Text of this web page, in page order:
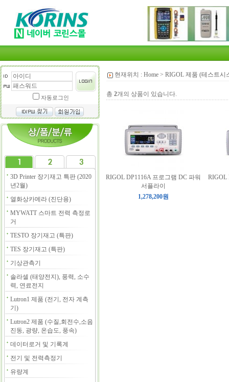
자동로그인
3D Printer 장기재고 특판 (2020
년2월)
열화상카메라 (진단용)
MYWATT 스마트 전력 측정로
거
TESTO 장기재고 (특판)
TES 장기재고 (특판)
기상관측기
솔라셀 (태양전지), 풍력, 소수
력, 연료전지
Lutron1 제품 (전기, 전자 계측
기)
Lutron2 제품 (수질,회전수,소음
진동, 광량, 온습도, 풍속)
데이터로거 및 기록계
전기 및 전력측정기
유량계
현재위치 : Home > RIGOL 제품 (테스트시
총 2개의 상품이 있습니다.
RIGOL DP1116A 프로그램 DC 파워
서플라이
1,278,200원
RIGOL